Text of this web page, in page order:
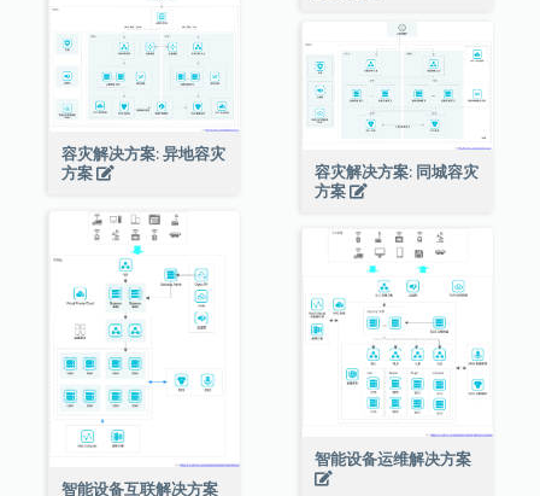
容灾解决方案: 异地容灾
方案
容灾解决方案: 同城容灾
方案
智能设备互联解决方案
智能设备运维解决方案